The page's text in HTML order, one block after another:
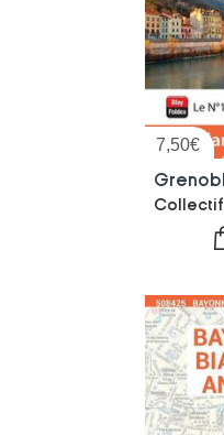
7,50€
Collectif